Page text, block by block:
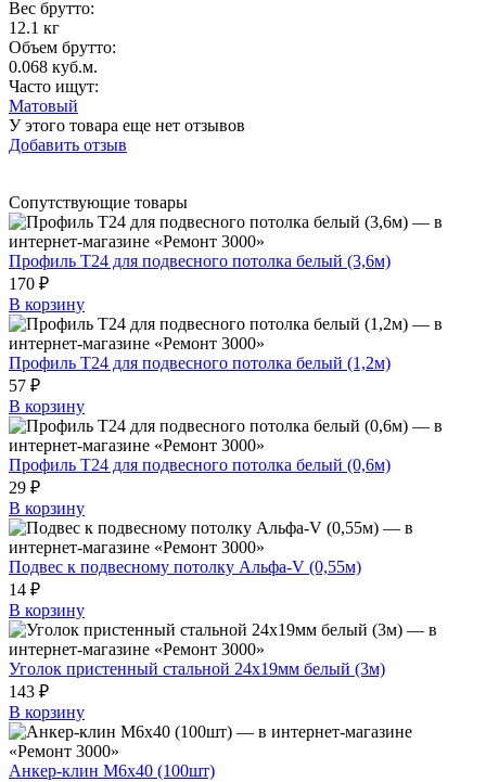
Вес брутто:
12.1 кг
Объем брутто:
0.068 куб.м.
Часто ищут:
Матовый
У этого товара еще нет отзывов
Добавить отзыв
Сопутствующие товары
Профиль Т24 для подвесного потолка белый (3,6м)
170 ₽
В корзину
Профиль Т24 для подвесного потолка белый (1,2м)
57 ₽
В корзину
Профиль Т24 для подвесного потолка белый (0,6м)
29 ₽
В корзину
Подвес к подвесному потолку Альфа-V (0,55м)
14 ₽
В корзину
Уголок пристенный стальной 24х19мм белый (3м)
143 ₽
В корзину
Анкер-клин М6х40 (100шт)